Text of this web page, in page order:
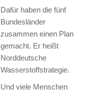
Dafür haben die fünf
Bundesländer
zusammen einen Plan
gemacht. Er heißt
Norddeutsche
Wasserstoffstrategie.
Und viele Menschen